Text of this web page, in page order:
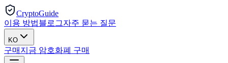
CryptoGuide
이용 방법블로그자주 묻는 질문
KO
구매 지금 암호화폐 구매